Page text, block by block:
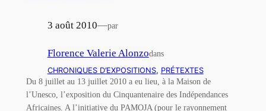
3 août 2010—par
Florence Valerie Alonzodans
CHRONIQUES D’EXPOSITIONS, PRÉTEXTES
Du 8 juillet au 13 juillet 2010 a eu lieu, à la Maison de
l’Unesco, l’exposition du Cinquantenaire des Indépendances
Africaines. A l’initiative du PAMOJA (pour le rayonnement